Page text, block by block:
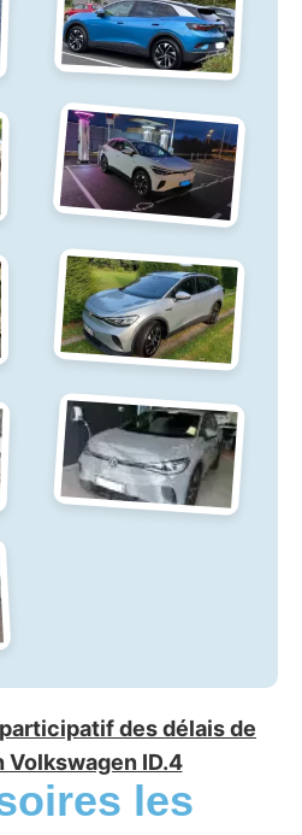
des délais de
Volkswagen ID.4
les